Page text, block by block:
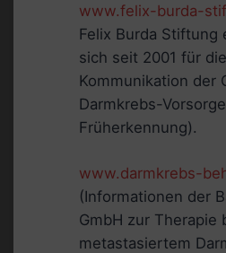
www.felix-burda-
Felix Burda Stiftung
sich seit 2001 für die
Kommunikation der
Darmkrebs-
Früherkennung).
www.darmkrebs-
(Informationen der
GmbH zur Therapie
metastasiertem